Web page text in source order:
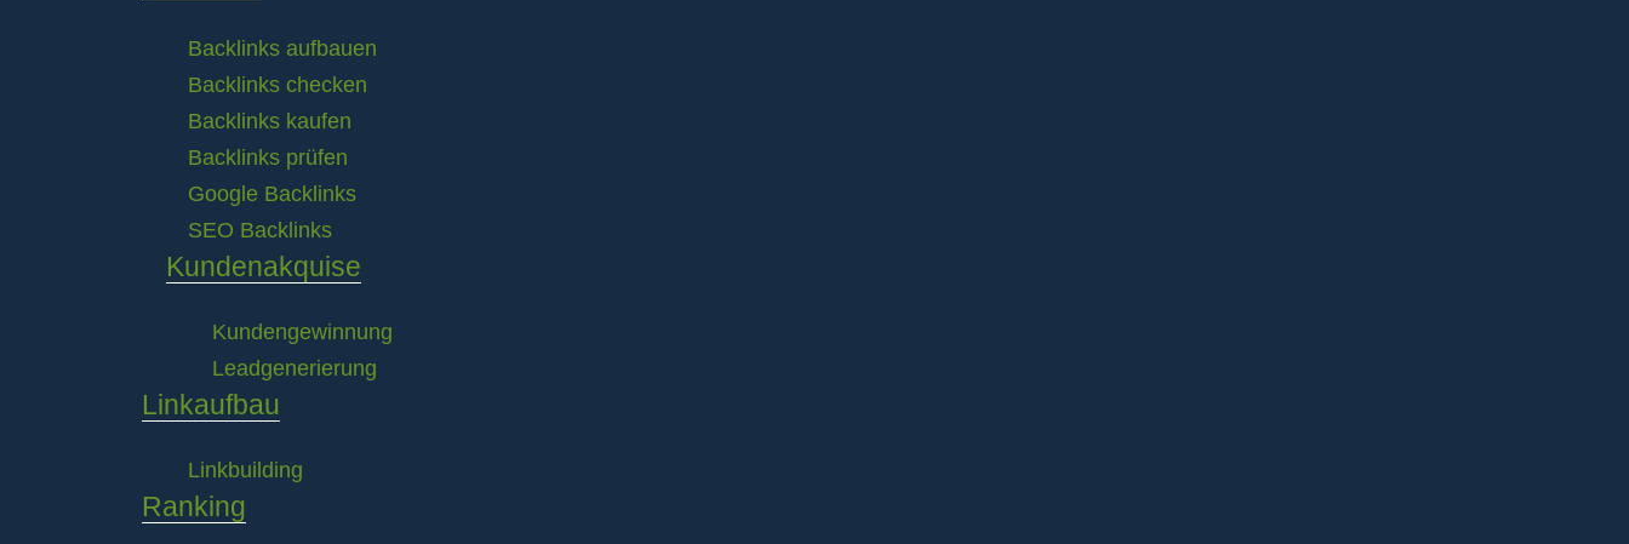
Backlinks aufbauen
Backlinks checken
Backlinks kaufen
Backlinks prüfen
Google Backlinks
SEO Backlinks
Kundenakquise
Kundengewinnung
Leadgenerierung
Linkaufbau
Linkbuilding
Ranking